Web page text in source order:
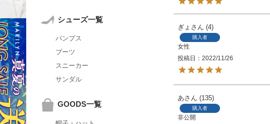
シューズ一覧
パンプス
ブーツ
スニーカー
サンダル
GOODS一覧
ぎょ 4
購入者
女性
投稿日
2022/11/26
あ 135
購入者
非公開